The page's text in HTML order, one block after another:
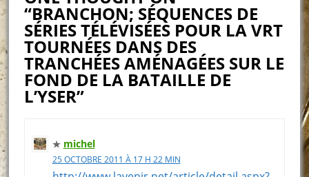
“BRANCHON; SÉQUENCES DE
SÉRIES TÉLÉVISÉES POUR LA VRT
TOURNÉES DANS DES
TRANCHÉES AMÉNAGÉES SUR LE
FOND DE LA BATAILLE DE
L’YSER”
michel
25 OCTOBRE 2011 À 17 H 22 MIN